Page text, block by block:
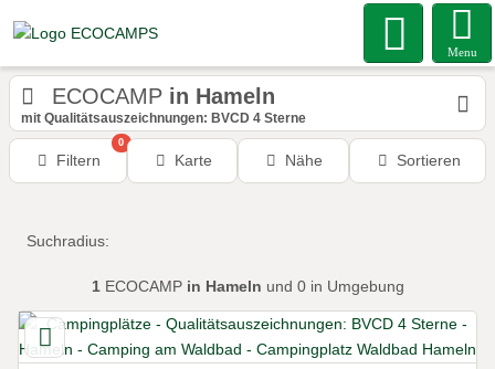
Menu
ECOCAMP in Hameln
mit Qualitätsauszeichnungen: BVCD 4 Sterne
Filtern
0
Karte Nähe Sortieren
Suchradius:
1ECOCAMP in Hameln und 0 in Umgebung